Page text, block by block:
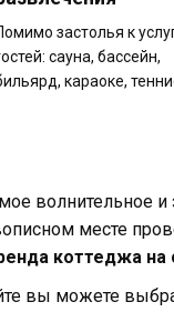
застолья к
сауна, бассейн,
караоке,
волнительное
месте
коттеджа на
вы можете